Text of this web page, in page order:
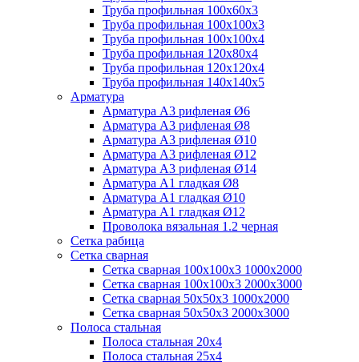
Труба профильная 100х60х3
Труба профильная 100х100х3
Труба профильная 100х100х4
Труба профильная 120х80х4
Труба профильная 120х120х4
Труба профильная 140х140х5
Арматура
Арматура А3 рифленая Ø6
Арматура А3 рифленая Ø8
Арматура А3 рифленая Ø10
Арматура А3 рифленая Ø12
Арматура А3 рифленая Ø14
Арматура А1 гладкая Ø8
Арматура А1 гладкая Ø10
Арматура А1 гладкая Ø12
Проволока вязальная 1.2 черная
Cетка рабица
Сетка сварная
Сетка сварная 100х100х3 1000х2000
Сетка сварная 100х100х3 2000х3000
Сетка сварная 50х50х3 1000х2000
Сетка сварная 50х50х3 2000х3000
Полоса стальная
Полоса стальная 20х4
Полоса стальная 25х4